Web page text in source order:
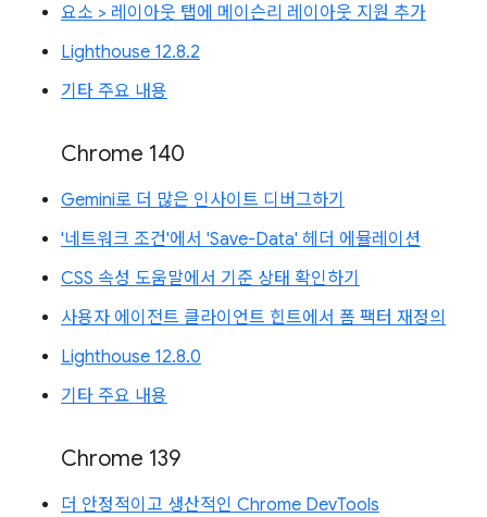
요소 > 레이아웃 탭에 메이슨리 레이아웃 지원 추가
Lighthouse 12.8.2
기타 주요 내용
Chrome 140
Gemini로 더 많은 인사이트 디버그하기
'네트워크 조건'에서 'Save-Data' 헤더 에뮬레이션
CSS 속성 도움말에서 기준 상태 확인하기
사용자 에이전트 클라이언트 힌트에서 폼 팩터 재정의
Lighthouse 12.8.0
기타 주요 내용
Chrome 139
더 안정적이고 생산적인 Chrome DevTools